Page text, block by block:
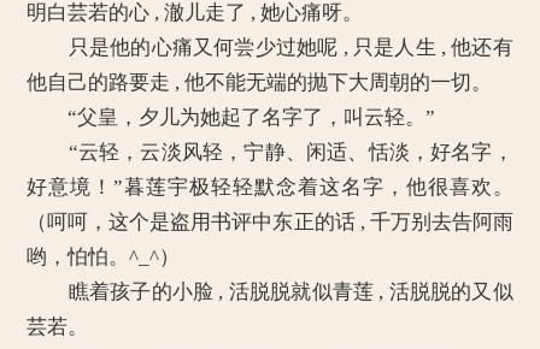
明白芸若的心 , 澈儿走了 , 她心痛呀。
只是他的心痛又何尝少过她呢 , 只是人生 , 他还有
他自己的路要走 , 他不能无端的抛下大周朝的一切。
“父皇，夕儿为她起了名字了，叫云轻。”
“云轻，云淡风轻，宁静、闲适、恬淡，好名字，
好意境！”暮莲宇极轻轻默念着这名字，他很喜欢。
（呵呵，这个是盗用书评中东正的话 , 千万别去告阿雨
哟，怕怕。^_^）
瞧着孩子的小脸 , 活脱脱就似青莲 , 活脱脱的又似
芸若。